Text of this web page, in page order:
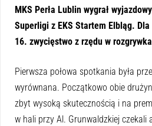
MKS Perła Lublin wygrał
Superligi z EKS Startem Elbląg.
16. zwycięstwo z rzędu w
Pierwsza połowa spotkania była
wyrównana. Początkowo obie
zbyt wysoką skutecznością i na
w hali przy Al. Grunwaldzkiej czekali